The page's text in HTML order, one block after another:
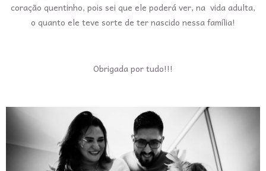
coração quentinho, pois sei que ele poderá ver, na vida adulta,
o quanto ele teve sorte de ter nascido nessa família!
Obrigada por tudo!!!